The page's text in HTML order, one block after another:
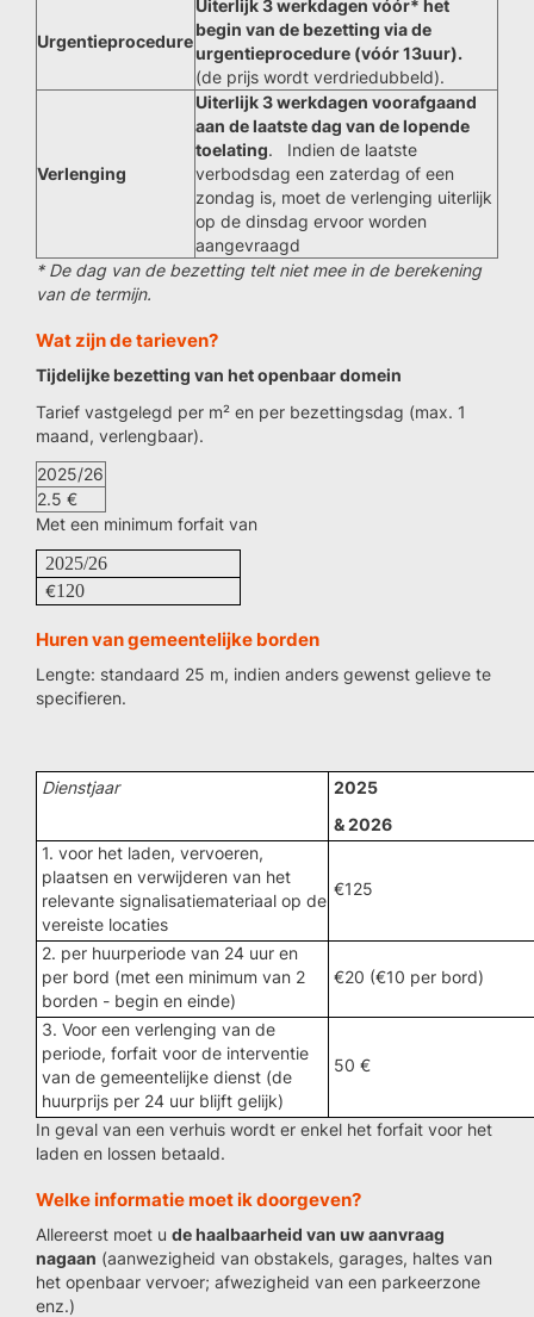
Urgentieprocedure
Uiterlijk 3 werkdagen vóór* het
begin van de bezetting via de
urgentieprocedure (vóór 13uur).
(de prijs wordt verdriedubbeld).
Verlenging
Uiterlijk 3 werkdagen voorafgaand
aan de laatste dag van de lopende
toelating. Indien de laatste
verbodsdag een zaterdag of een
zondag is, moet de verlenging uiterlijk
op de dinsdag ervoor worden
aangevraagd
* De dag van de bezetting telt niet mee in de berekening
van de termijn.
Wat zijn de tarieven?
Tijdelijke bezetting van het openbaar domein
Tarief vastgelegd per m² en per bezettingsdag (max. 1
maand, verlengbaar).
2025/26
2.5 €
Met een minimum forfait van
2025/26
€120
Huren van gemeentelijke borden
Lengte: standaard 25 m, indien anders gewenst gelieve te
specifieren.
Dienstjaar
2025
& 2026
1. voor het laden, vervoeren,
plaatsen en verwijderen van het
relevante signalisatiemateriaal op de
vereiste locaties
€125
2. per huurperiode van 24 uur en
per bord (met een minimum van 2
borden - begin en einde)
€20 (€10 per bord)
3. Voor een verlenging van de
periode, forfait voor de interventie
van de gemeentelijke dienst (de
huurprijs per 24 uur blijft gelijk)
50 €
In geval van een verhuis wordt er enkel het forfait voor het
laden en lossen betaald.
Welke informatie moet ik doorgeven?
Allereerst moet u de haalbaarheid van uw aanvraag
nagaan (aanwezigheid van obstakels, garages, haltes van
het openbaar vervoer; afwezigheid van een parkeerzone
enz.)